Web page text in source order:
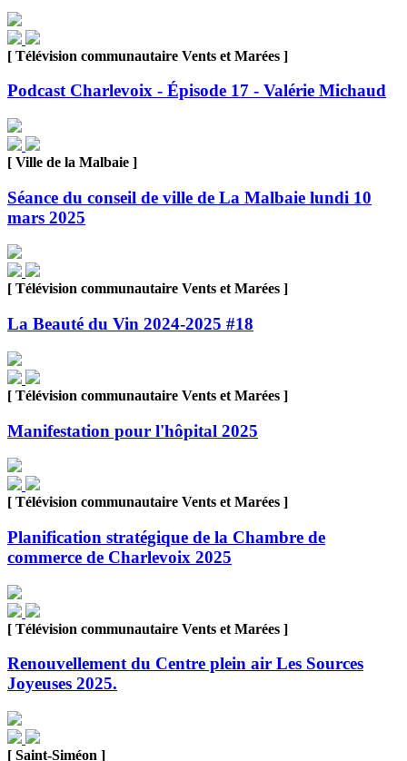
[ Télévision communautaire Vents et Marées ]
Podcast Charlevoix - Épisode 17 - Valérie Michaud
[ Ville de la Malbaie ]
Séance du conseil de ville de La Malbaie lundi 10
mars 2025
[ Télévision communautaire Vents et Marées ]
La Beauté du Vin 2024-2025 #18
[ Télévision communautaire Vents et Marées ]
Manifestation pour l'hôpital 2025
[ Télévision communautaire Vents et Marées ]
Planification stratégique de la Chambre de
commerce de Charlevoix 2025
[ Télévision communautaire Vents et Marées ]
Renouvellement du Centre plein air Les Sources
Joyeuses 2025.
[ Saint-Siméon ]